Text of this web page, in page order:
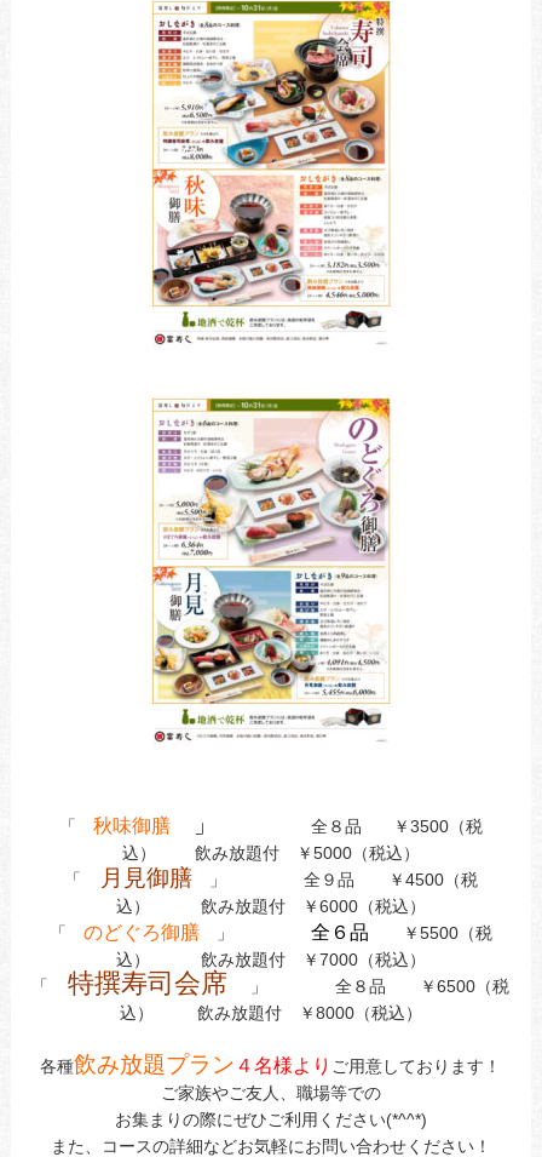
「 秋味御膳」
全８品 ￥3500（税
込） 飲み放題付 ￥5000（税込）
「
月見御膳」 全９品 ￥4500（税
込） 飲み放題付 ￥6000（税込）
「 のどぐろ御膳」 全６品 ￥5500（税
込） 飲み放題付 ￥7000（税込）
「
特撰寿司会席
」 全８品 ￥6500（税
込） 飲み放題付 ￥8000（税込）
各種飲み放題プラン ４名様より ご用意しております！
ご家族やご友人、職場等での
お集まりの際にぜひご利用ください(*^^*)
また、コースの詳細などお気軽にお問い合わせください！